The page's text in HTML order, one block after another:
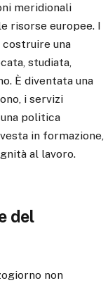
meridionali
risorse europee. I
costruire una
studiata,
È diventata una
i servizi
politica
in formazione,
al lavoro.
del
non